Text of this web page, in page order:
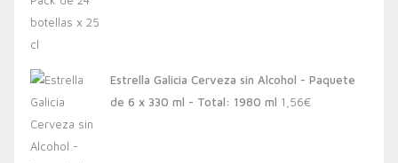
Estrella Galicia Cerveza sin Alcohol - Paquete
de 6 x 330 ml - Total: 1980 ml 1,56€